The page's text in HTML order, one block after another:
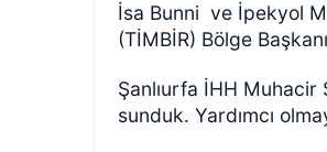
İsa Bunni ve İpekyol
(TİMBİR) Bölge
Şanlıurfa İHH Muhacir
sunduk. Yardımcı